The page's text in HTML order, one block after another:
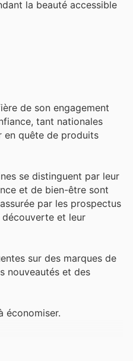
la beauté accessible
de son engagement
tant nationales
en quête de produits
se distinguent par leur
et de bien-être sont
par les prospectus
et leur
sur des marques de
nouveautés et des
économiser.